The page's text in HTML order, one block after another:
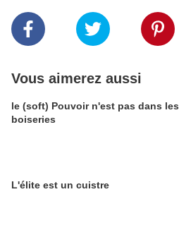
Vous aimerez aussi
le (soft) Pouvoir n'est pas dans les
boiseries
L'élite est un cuistre